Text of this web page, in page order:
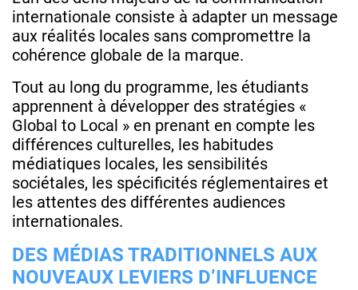
internationale consiste à adapter un message
aux réalités locales sans compromettre la
cohérence globale de la marque.
Tout au long du programme, les étudiants
apprennent à développer des stratégies «
Global to Local » en prenant en compte les
différences culturelles, les habitudes
médiatiques locales, les sensibilités
sociétales, les spécificités réglementaires et
les attentes des différentes audiences
internationales.
DES MÉDIAS TRADITIONNELS AUX
NOUVEAUX LEVIERS D’INFLUENCE